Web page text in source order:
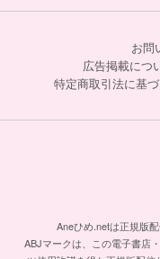
お問
広告掲載につ
特定商取引法に基
Aneひめ.netは正規版
ABJマークは、この電子書店